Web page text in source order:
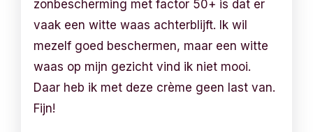
zonbescherming met factor 50+ is dat er
vaak een witte waas achterblijft. Ik wil
mezelf goed beschermen, maar een witte
waas op mijn gezicht vind ik niet mooi.
Daar heb ik met deze crème geen last van.
Fijn!